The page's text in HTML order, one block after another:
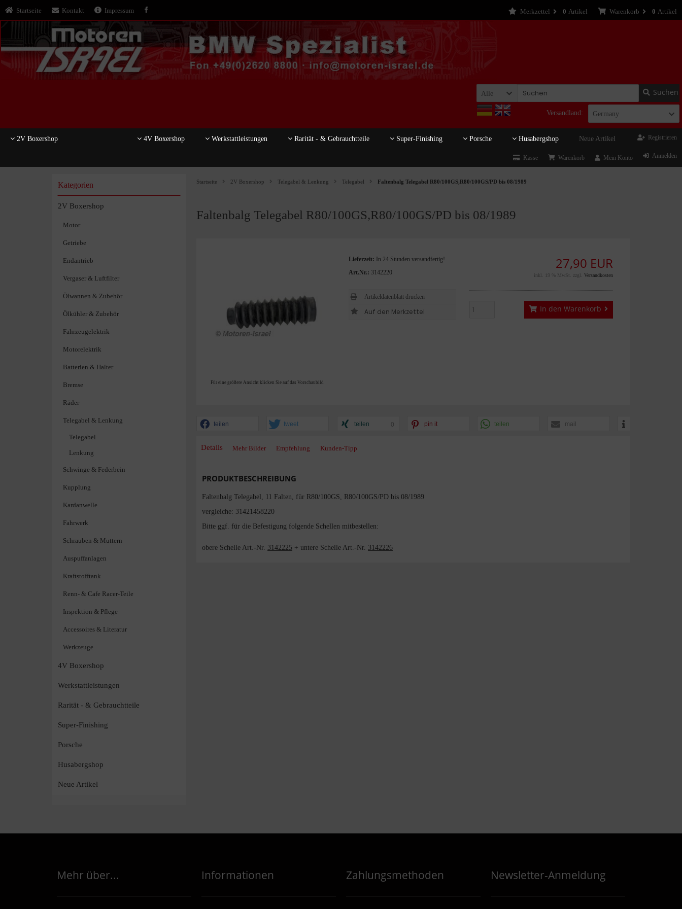
Startseite Kontakt Impressum Warenkorb 0 Artikel
Merkzettel 0 Artikel
Alle Suchen
Versandland: Germany
2V Boxershop 4V Boxershop Werkstattleistungen Rarität - & Gebrauchtteile Super-Finishing Porsche Husabergshop Neue Artikel Registrieren
Anmelden
Mein Konto
Warenkorb
Kasse
Startseite 2V Boxershop Telegabel & Lenkung Telegabel Faltenbalg Telegabel R80/100GS,R80/100GS/PD bis 08/1989
Faltenbalg Telegabel R80/100GS,R80/100GS/PD bis 08/1989
Für eine größere Ansicht klicken Sie auf das Vorschaubild
27,90 EUR
inkl. 19 % MwSt. zzgl. Versandkosten
In den Warenkorb
Lieferzeit:
In 24 Stunden versandfertig!
Art.Nr.: 3142220
Artikeldatenblatt drucken
teilen tweet teilen 0 pin it teilen mail
Details Mehr Bilder Empfehlung Kunden-Tipp
PRODUKTBESCHREIBUNG
Faltenbalg Telegabel, 11 Falten, für R80/100GS, R80/100GS/PD bis 08/1989
vergleiche: 31421458220
Bitte ggf. für die Befestigung folgende Schellen mitbestellen:
obere Schelle Art.-Nr. 3142225 + untere Schelle Art.-Nr. 3142226
Kategorien
2V Boxershop
Motor
Getriebe
Endantrieb
Vergaser & Luftfilter
Ölwannen & Zubehör
Ölkühler & Zubehör
Fahrzeugelektrik
Motorelektrik
Batterien & Halter
Bremse
Räder
Telegabel & Lenkung
Telegabel
Lenkung
Schwinge & Federbein
Kupplung
Kardanwelle
Fahrwerk
Schrauben & Muttern
Auspuffanlagen
Kraftstofftank
Renn- & Cafe Racer-Teile
Inspektion & Pflege
Accessoires & Literatur
Werkzeuge
4V Boxershop
Werkstattleistungen
Rarität - & Gebrauchtteile
Super-Finishing
Porsche
Husabergshop
Neue Artikel
Mehr über... Informationen Zahlungsmethoden Newsletter-Anmeldung